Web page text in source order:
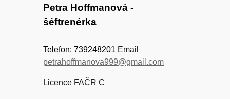
Petra Hoffmanová -
šéftrenérka
Telefon:739248201 Email
petrahoffmanova999@gmail.com
Licence FAČR C